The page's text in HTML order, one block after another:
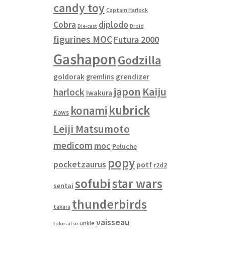
candy toy Captain Harlock
Cobra Die-cast diplodo Droid
figurines MOCFutura 2000
GashaponGodzilla
goldorak gremlins grendizer
harlock Iwakura japon Kaiju
Kaws konami kubrick
Leiji Matsumoto
medicom moc Peluche
pocketzaurus popy potf r2d2
sentai sofubistar wars
takara thunderbirds
tokusatsu unkle vaisseau